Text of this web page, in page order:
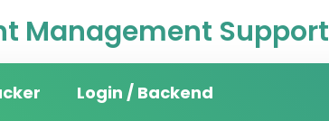
Management Support
Login / Backend